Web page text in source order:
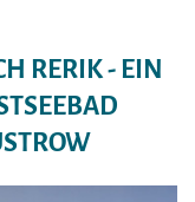
RERIK - EIN